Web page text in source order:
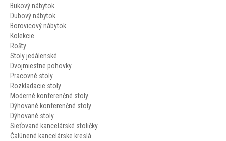
Bukový nábytok
Dubový nábytok
Borovicový nábytok
Kolekcie
Rošty
Stoly jedálenské
Dvojmiestne pohovky
Pracovné stoly
Rozkladacie stoly
Moderné konferenčné stoly
Dýhované konferenčné stoly
Dýhované stoly
Sieťované kancelárské stoličky
Čalúnené kancelárske kreslá